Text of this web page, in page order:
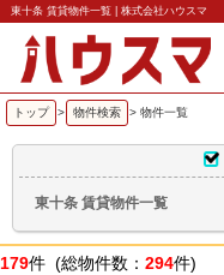
東十条 賃貸物件一覧 | 株式会社ハウスマ
トップ > 物件検索 > 物件一覧
東十条 賃貸物件一覧
179件 (総物件数： 294件)